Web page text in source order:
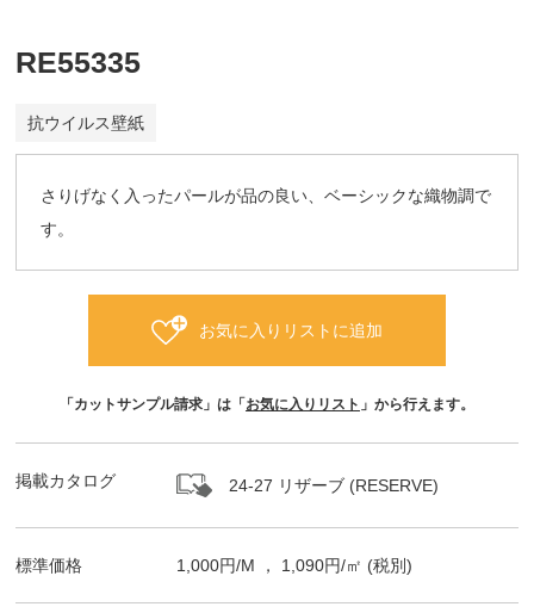
RE55335
抗ウイルス壁紙
さりげなく入ったパールが品の良い、ベーシックな織物調で
す。
お気に入りリストに追加
「カットサンプル請求」は「 お気に入りリスト 」から行えます。
掲載カタログ 24-27 リザーブ (RESERVE)
標準価格 1,000円/M ， 1,090円/㎡ (税別)